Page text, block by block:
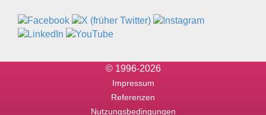
© 1996-2026
Impressum
Referenzen
Nutzungsbedingungen